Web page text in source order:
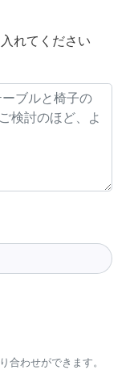
れてください
合わせができます。